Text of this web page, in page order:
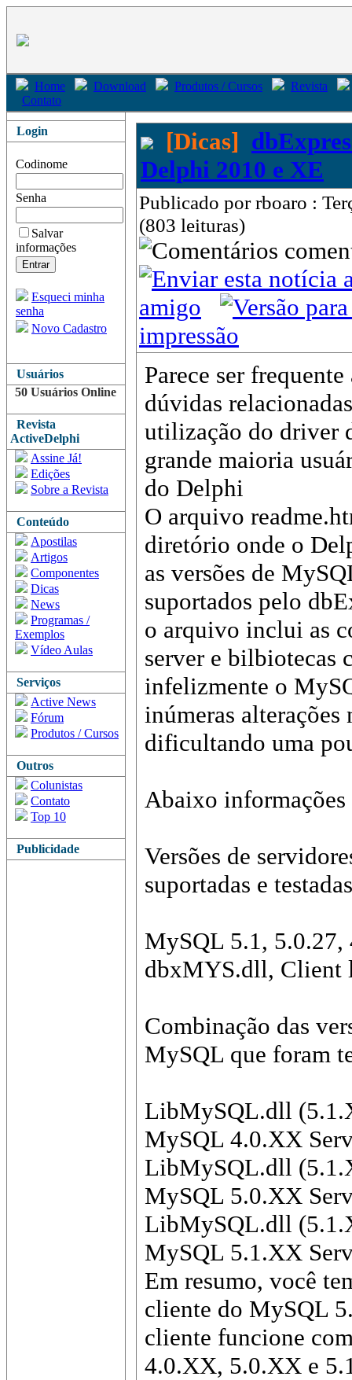
Home Download Produtos / Cursos
Revista
Contato
Login
Codinome
Senha
Salvar
informações
Esqueci minha
senha
Novo Cadastro
Usuários
50 Usuários Online
Revista
ActiveDelphi
Assine Já!
Edições
Sobre a Revista
Conteúdo
Apostilas
Artigos
Componentes
Dicas
News
Programas /
Exemplos
Vídeo Aulas
Serviços
Active News
Fórum
Produtos / Cursos
Outros
Colunistas
Contato
Top 10
Publicidade
[Dicas]
Delphi 2010 e XE
Publicado por rboaro :
(803 leituras)
amigo
impressão
Parece ser frequente
dúvidas
utilização do driver
grande maioria
do Delphi
O arquivo
diretório onde o
as versões de
suportados pelo
o arquivo inclui as
server e bilbiotecas
infelizmente o
inúmeras alterações
dificultando uma
Abaixo informações
Versões de
suportadas e
MySQL 5.1, 5.0.27,
dbxMYS.dll, Client
Combinação das
MySQL que foram
LibMySQL.dll
MySQL 4.0.XX
LibMySQL.dll
MySQL 5.0.XX
LibMySQL.dll
MySQL 5.1.XX
Em resumo, você
cliente do MySQL
cliente funcione
4.0.XX, 5.0.XX e